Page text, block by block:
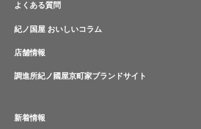
よくある質問
紀ノ国屋 おいしいコラム
店舗情報
調進所紀ノ國屋京町家ブランドサイト
新着情報